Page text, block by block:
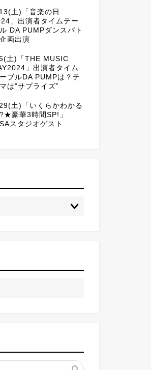
土)「音楽の日
」出演者タイムテー
DA PUMPダンスバト
画出演
土)「THE MUSIC
」出演者タイム
ブルDA PUMPは？テ
は”サプライズ”
土)「いくらかわかる
豪華3時間SP!」
スタジオゲスト